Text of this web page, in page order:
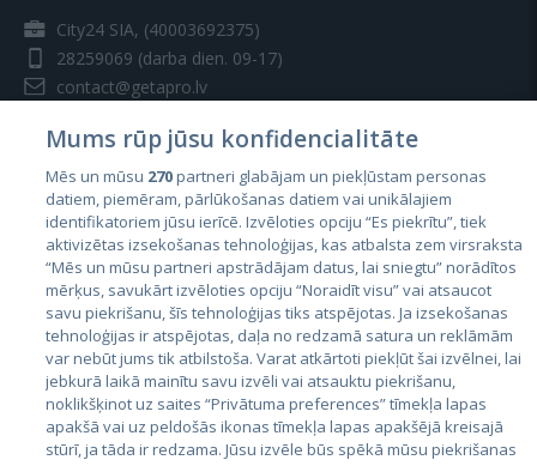
City24 SIA, (40003692375)
28259069 (darba dien. 09-17)
contact@getapro.lv
Valstis
Igaunija
Latvija
Lietuva
Mums rūp jūsu konfidencialitāte
Mēs un mūsu 270partneri glabājam un piekļūstam personas
datiem, piemēram, pārlūkošanas datiem vai unikālajiem
identifikatoriem jūsu ierīcē. Izvēloties opciju “Es piekrītu”, tiek
aktivizētas izsekošanas tehnoloģijas, kas atbalsta zem virsraksta
“Mēs un mūsu partneri apstrādājam datus, lai sniegtu” norādītos
mērķus, savukārt izvēloties opciju “Noraidīt visu” vai atsaucot
savu piekrišanu, šīs tehnoloģijas tiks atspējotas. Ja izsekošanas
tehnoloģijas ir atspējotas, daļa no redzamā satura un reklāmām
var nebūt jums tik atbilstoša. Varat atkārtoti piekļūt šai izvēlnei, lai
jebkurā laikā mainītu savu izvēli vai atsauktu piekrišanu,
noklikšķinot uz saites “Privātuma preferences” tīmekļa lapas
apakšā vai uz peldošās ikonas tīmekļa lapas apakšējā kreisajā
stūrī, ja tāda ir redzama. Jūsu izvēle būs spēkā mūsu piekrišanas